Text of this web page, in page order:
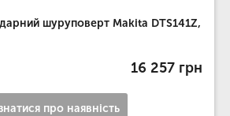
шуруповерт Makita DTS141Z,
16 257 грн
про наявність